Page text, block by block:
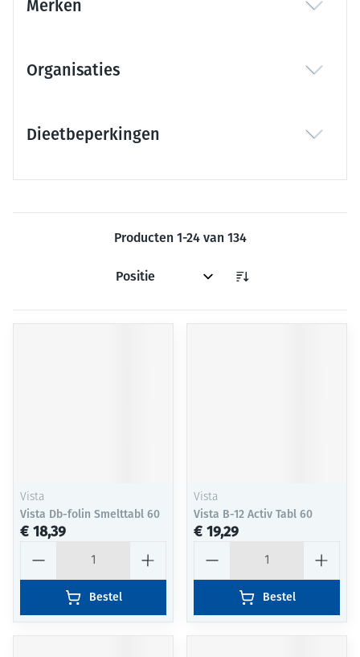
Merken
Organisaties
Dieetbeperkingen
Producten 1-24van 134
Sorteer op:
Vista
Vista Db-folin Smelttabl 60
€ 18,39
Bestel
Vista
Vista B-12 Activ Tabl 60
€ 19,29
Bestel